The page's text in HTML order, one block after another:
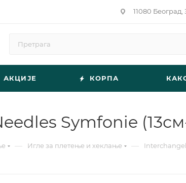
11080
АКЦИЈЕ КОРПА
Symfonie
— Игле за плетење и хеклање —